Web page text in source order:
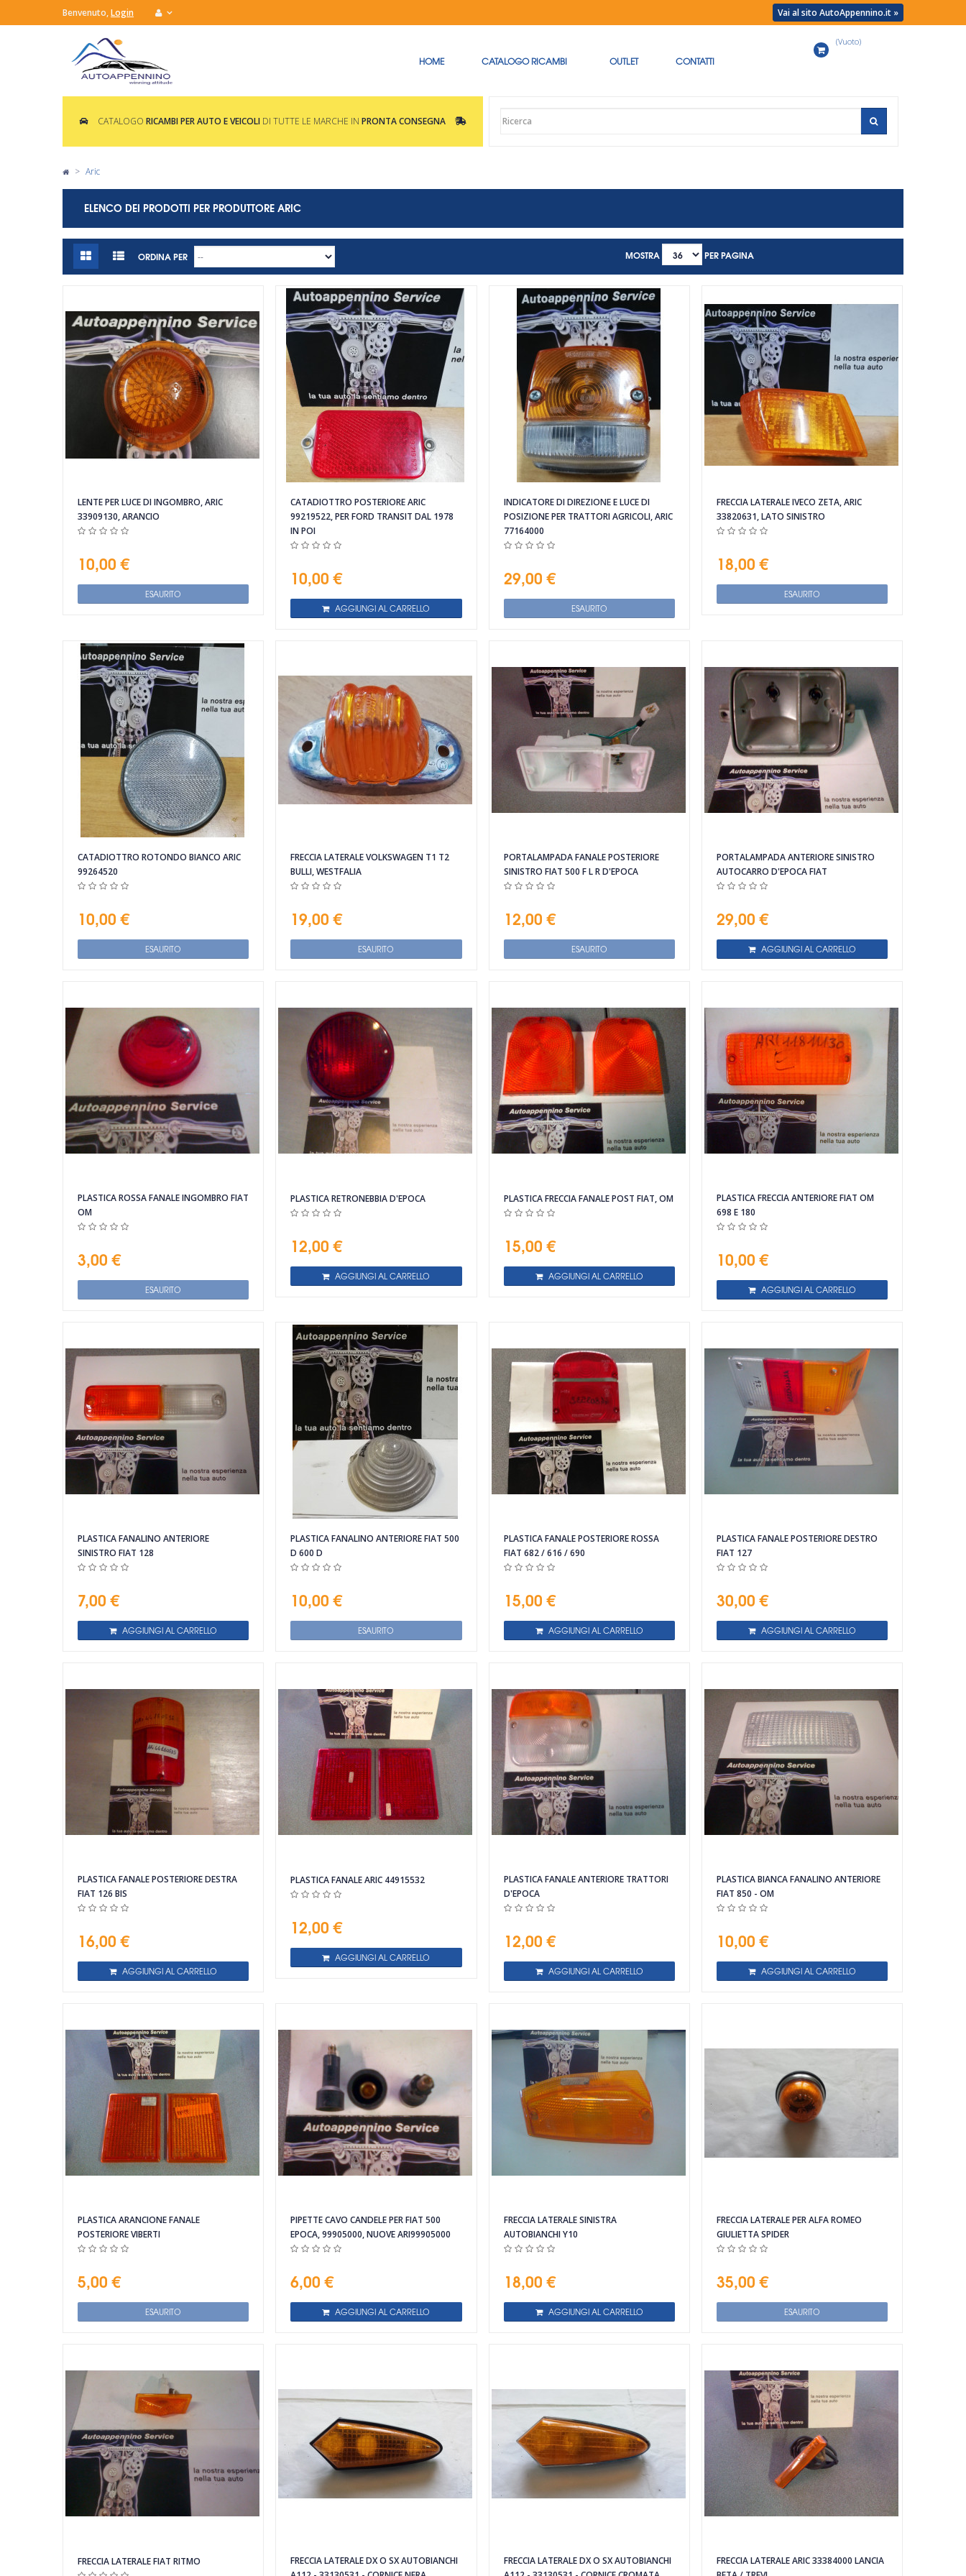
Vai al sito AutoAppennino.it »
Benvenuto,Login
HOME CATALOGO RICAMBI OUTLET CONTATTI
(Vuoto)
CATALOGO RICAMBI PER AUTO E VEICOLI DI TUTTE LE MARCHE IN PRONTA CONSEGNA
> Aric
ELENCO DEI PRODOTTI PER PRODUTTORE ARIC
ORDINA PER MOSTRA PER PAGINA
LENTE PER LUCE DI INGOMBRO, ARIC
33909130, ARANCIO
10,00 €
ESAURITO
CATADIOTTRO POSTERIORE ARIC
99219522, PER FORD TRANSIT DAL 1978
IN POI
10,00 €
AGGIUNGI AL CARRELLO
INDICATORE DI DIREZIONE E LUCE DI
POSIZIONE PER TRATTORI AGRICOLI, ARIC
77164000
29,00 €
ESAURITO
FRECCIA LATERALE IVECO ZETA, ARIC
33820631, LATO SINISTRO
18,00 €
ESAURITO
CATADIOTTRO ROTONDO BIANCO ARIC
99264520
10,00 €
ESAURITO
FRECCIA LATERALE VOLKSWAGEN T1 T2
BULLI, WESTFALIA
19,00 €
ESAURITO
PORTALAMPADA FANALE POSTERIORE
SINISTRO FIAT 500 F L R D'EPOCA
12,00 €
ESAURITO
PORTALAMPADA ANTERIORE SINISTRO
AUTOCARRO D'EPOCA FIAT
29,00 €
Vista rapida
AGGIUNGI AL CARRELLO
PLASTICA ROSSA FANALE INGOMBRO FIAT
OM
3,00 €
ESAURITO
PLASTICA RETRONEBBIA D'EPOCA
12,00 €
AGGIUNGI AL CARRELLO
PLASTICA FRECCIA FANALE POST FIAT, OM
15,00 €
AGGIUNGI AL CARRELLO
PLASTICA FRECCIA ANTERIORE FIAT OM
698 E 180
10,00 €
AGGIUNGI AL CARRELLO
PLASTICA FANALINO ANTERIORE
SINISTRO FIAT 128
7,00 €
AGGIUNGI AL CARRELLO
PLASTICA FANALINO ANTERIORE FIAT 500
D 600 D
10,00 €
ESAURITO
PLASTICA FANALE POSTERIORE ROSSA
FIAT 682 / 616 / 690
15,00 €
AGGIUNGI AL CARRELLO
PLASTICA FANALE POSTERIORE DESTRO
FIAT 127
30,00 €
AGGIUNGI AL CARRELLO
PLASTICA FANALE POSTERIORE DESTRA
FIAT 126 BIS
16,00 €
AGGIUNGI AL CARRELLO
PLASTICA FANALE ARIC 44915532
12,00 €
AGGIUNGI AL CARRELLO
PLASTICA FANALE ANTERIORE TRATTORI
D'EPOCA
12,00 €
AGGIUNGI AL CARRELLO
PLASTICA BIANCA FANALINO ANTERIORE
FIAT 850 - OM
10,00 €
AGGIUNGI AL CARRELLO
PLASTICA ARANCIONE FANALE
POSTERIORE VIBERTI
5,00 €
ESAURITO
PIPETTE CAVO CANDELE PER FIAT 500
EPOCA, 99905000, NUOVE ARI99905000
6,00 €
AGGIUNGI AL CARRELLO
FRECCIA LATERALE SINISTRA
AUTOBIANCHI Y10
18,00 €
AGGIUNGI AL CARRELLO
FRECCIA LATERALE PER ALFA ROMEO
GIULIETTA SPIDER
35,00 €
ESAURITO
FRECCIA LATERALE FIAT RITMO
FRECCIA LATERALE DX O SX AUTOBIANCHI
FRECCIA LATERALE DX O SX AUTOBIANCHI
FRECCIA LATERALE ARIC 33384000 LANCIA